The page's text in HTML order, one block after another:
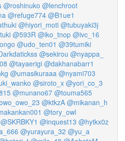
@roshinuko @lenchroot
@refuge774 @B1ue1
@hiyori_moti @tubuyaki3j
@593R @iko_tnop @ivc_16
@udo_ten01 @39tumiki
@sekirou @nyappa_
@tayaerigi @dakhanabarr1
@umasikuraaa @nyami703
@siroto_x @yori_co_3
@munano67 @touma565
@ktkzA @mikanan_h
@tory_owl
@SKRBKY1 @inquest13 @hytkx0z
@yurayura_32 @yu_a